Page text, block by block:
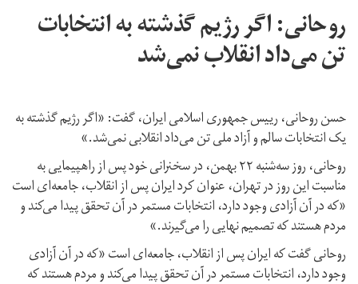
روحانی: اگر رژیم گذشته به انتخابات
تن می‌داد انقلاب نمی‌شد
حسن روحانی، رییس جمهوری اسلامی ایران، گفت: «اگر رژیم گذشته به
یک انتخابات سالم و آزاد ملی تن می‌داد انقلابی نمی‌شد.»
روحانی، روز سه‌شنبه ۲۲ بهمن، در سخنرانی خود پس از راهپیمایی به
مناسبت این روز در تهران، عنوان کرد ایران پس از انقلاب، جامعه‌ای است
«که در آن آزادی وجود دارد، انتخابات مستمر در آن تحقق پیدا می‌کند و
مردم هستند که تصمیم نهایی را می‌گیرند.»
روحانی گفت که ایران پس از انقلاب، جامعه‌ای است «که در آن آزادی
وجود دارد، انتخابات مستمر در آن تحقق پیدا می‌کند و مردم هستند که